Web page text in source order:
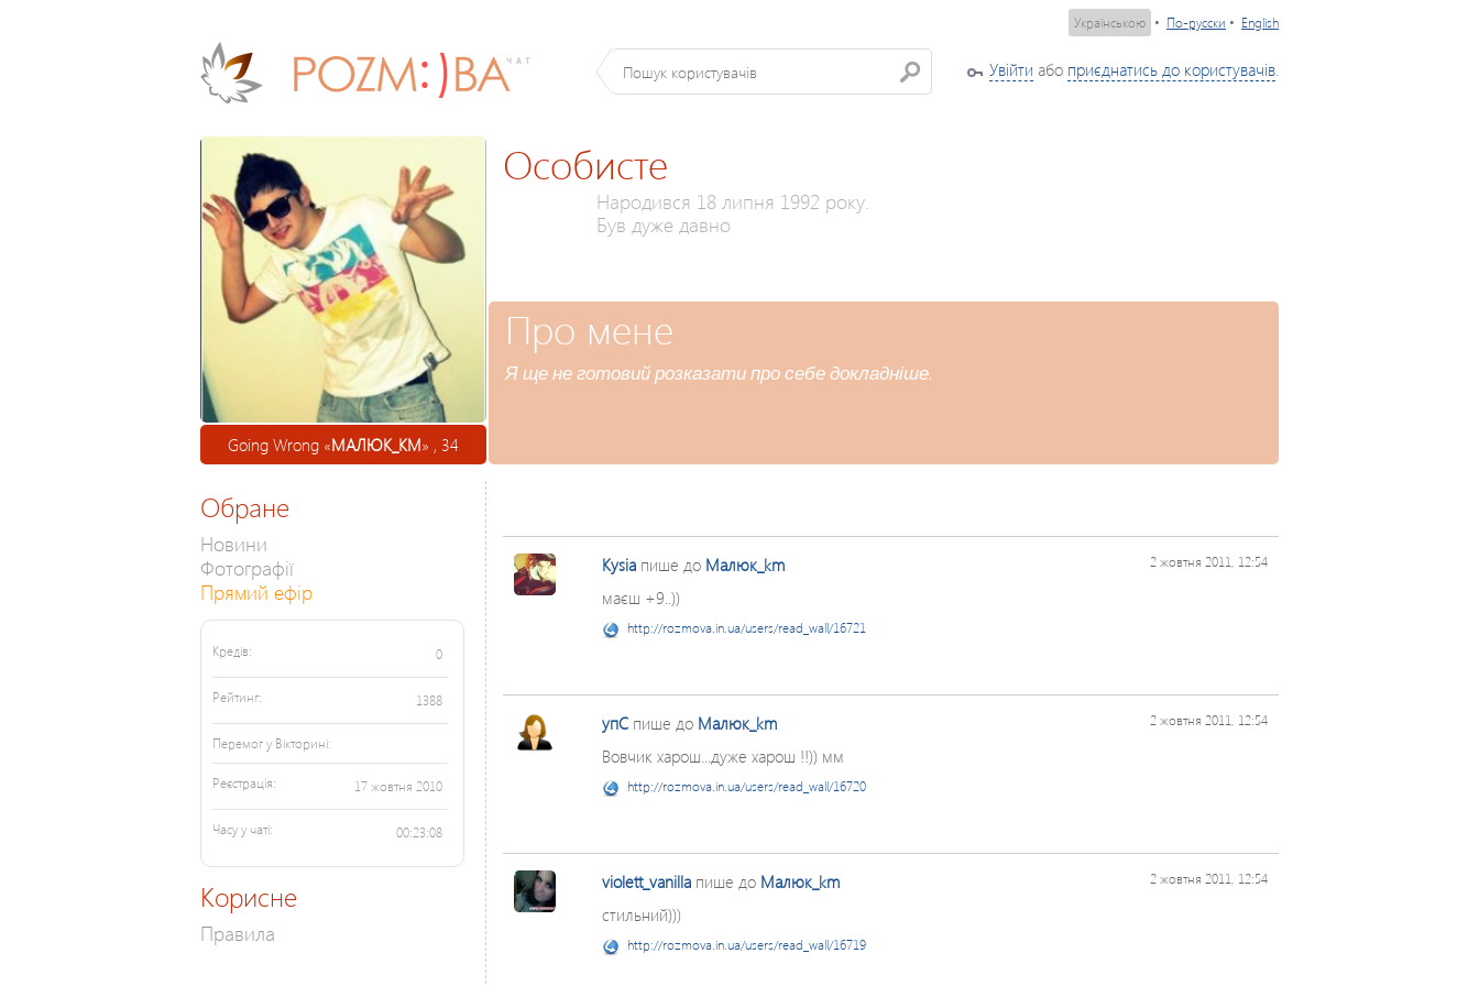
Українською • По-русски • English
Увійти або приєднатись до користувачів.
Going Wrong «МАЛЮК_KM» , 34
Особисте
Народився 18 липня 1992 року.
Був дуже давно
Про мене
Я ще не готовий розказати про себе докладніше.
Обране
Новини
Фотографії
Прямий ефір
Кредів: 0
Рейтинг: 1388
Перемог у Вікторині:
Реєстрація: 17 жовтня 2010
Часу у чаті: 00:23:08
Корисне
Правила
Kysia пише до Малюк_km 2 жовтня 2011, 12:54
маєш +9..))
http://rozmova.in.ua/users/read_wall/16721
упС пише до Малюк_km 2 жовтня 2011, 12:54
Вовчик харош...дуже харош !!)) мм
http://rozmova.in.ua/users/read_wall/16720
violett_vanilla пише до Малюк_km 2 жовтня 2011, 12:54
стильний)))
http://rozmova.in.ua/users/read_wall/16719